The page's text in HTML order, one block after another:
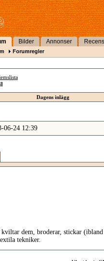
Bilder Annonser
Forumregler
Dagens inlägg
06-24 12:39
kviltar dem, broderar, stickar
tekniker.